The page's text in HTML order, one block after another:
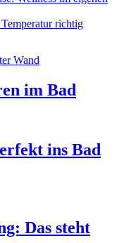
richtig
im Bad
ins Bad
Das steht